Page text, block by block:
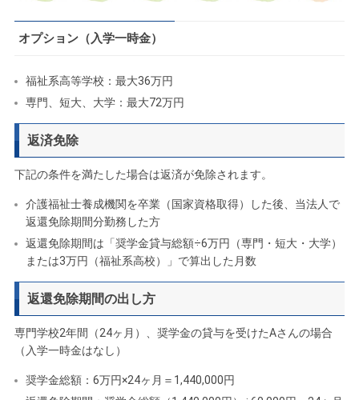
オプション（入学一時金）
福祉系高等学校：最大36万円
専門、短大、大学：最大72万円
返済免除
下記の条件を満たした場合は返済が免除されます。
介護福祉士養成機関を卒業（国家資格取得）した後、当法人で
返還免除期間分勤務した方
返還免除期間は「奨学金貸与総額÷6万円（専門・短大・大学）
または3万円（福祉系高校）」で算出した月数
返還免除期間の出し方
専門学校2年間（24ヶ月）、奨学金の貸与を受けたAさんの場合
（入学一時金はなし）
奨学金総額：6万円×24ヶ月＝1,440,000円